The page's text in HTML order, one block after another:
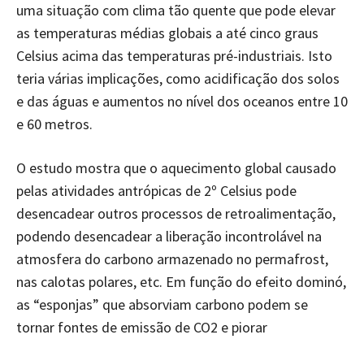
uma situação com clima tão quente que pode elevar
as temperaturas médias globais a até cinco graus
Celsius acima das temperaturas pré-industriais. Isto
teria várias implicações, como acidificação dos solos
e das águas e aumentos no nível dos oceanos entre 10
e 60 metros.
O estudo mostra que o aquecimento global causado
pelas atividades antrópicas de 2º Celsius pode
desencadear outros processos de retroalimentação,
podendo desencadear a liberação incontrolável na
atmosfera do carbono armazenado no permafrost,
nas calotas polares, etc. Em função do efeito dominó,
as “esponjas” que absorviam carbono podem se
tornar fontes de emissão de CO2 e piorar